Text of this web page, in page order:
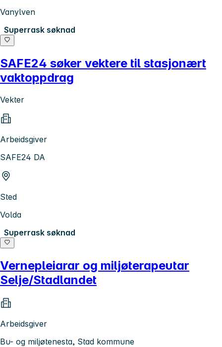
Vanylven
Superrask søknad
SAFE24 søker vektere til stasjonært
vaktoppdrag
Vekter
Arbeidsgiver
SAFE24 DA
Sted
Volda
Superrask søknad
Vernepleiarar og miljøterapeutar
Selje/Stadlandet
Arbeidsgiver
Bu- og miljøtenesta, Stad kommune